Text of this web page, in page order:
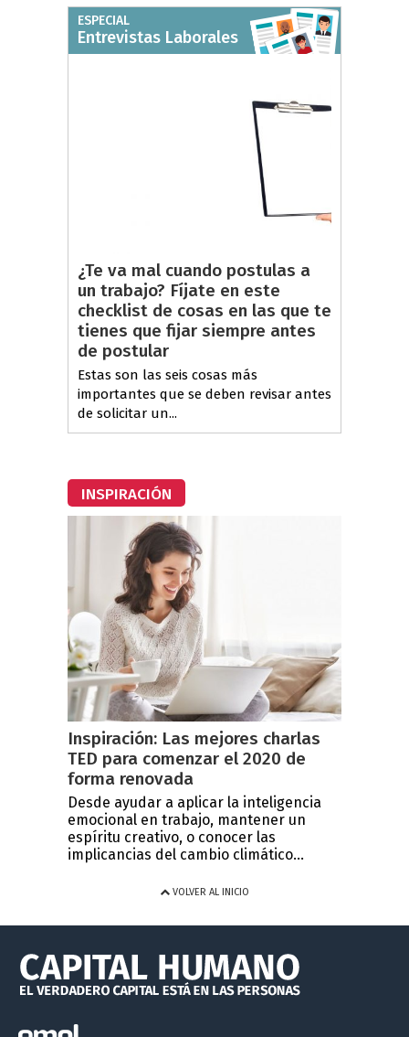
ESPECIAL
Entrevistas Laborales
¿Te va mal cuando postulas a
un trabajo? Fíjate en este
checklist de cosas en las que te
tienes que fijar siempre antes
de postular
Estas son las seis cosas más
importantes que se deben revisar antes
de solicitar un...
INSPIRACIÓN
Inspiración: Las mejores charlas
TED para comenzar el 2020 de
forma renovada
Desde ayudar a aplicar la inteligencia
emocional en trabajo, mantener un
espíritu creativo, o conocer las
implicancias del cambio climático...
VOLVER AL INICIO